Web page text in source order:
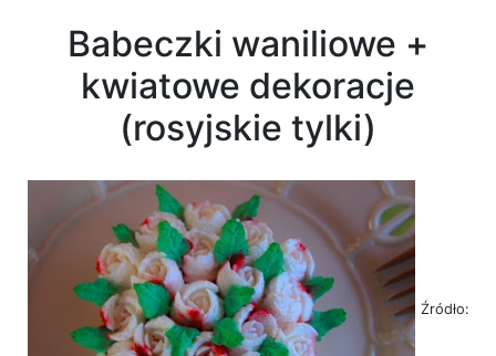
Babeczki waniliowe +
kwiatowe dekoracje
(rosyjskie tylki)
Źródło: